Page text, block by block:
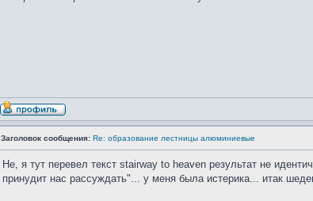
Заголовок сообщения: Re: образование лестницы алюминиевые
Не, я тут перевел текст stairway to heaven результат не
принудит нас рассуждать"... у меня была истерика... итак